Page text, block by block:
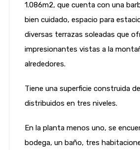
1.086m2, que cuenta con una
bien cuidado, espacio para
diversas terrazas soleadas que
impresionantes vistas a la
alrededores.
Tiene una superficie construida
distribuidos en tres niveles.
En la planta menos uno, se
bodega, un baño, tres